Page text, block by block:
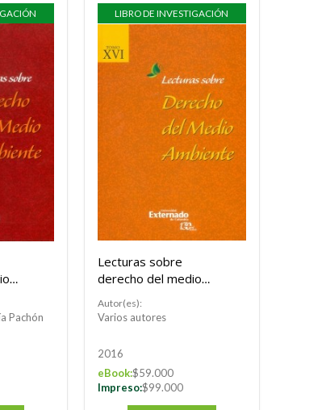
Pachón
LIBRO DE INVESTIGACIÓN
Lecturas sobre
derecho del medio
Autor(es):
Varios autores
2016
eBook:$59.000
Impreso:$99.000